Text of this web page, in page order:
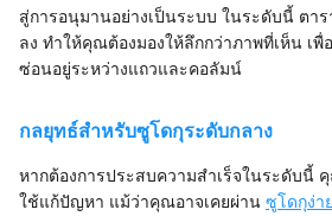
สู่การอนุมานอย่างเป็นระบบ ในระดับนี้ ตา
ลง ทำให้คุณต้องมองให้ลึกกว่าภาพที่เห็น เ
ซ่อนอยู่ระหว่างแถวและคอลัมน์
กลยุทธ์สำหรับซูโดกุระดับกลาง
หากต้องการประสบความสำเร็จในระดับนี้
ใช้แก้ปัญหา แม้ว่าคุณอาจเคยผ่าน ซูโดกุง่าย